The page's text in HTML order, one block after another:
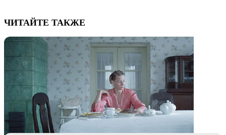
ЧИТАЙТЕ ТАКЖЕ